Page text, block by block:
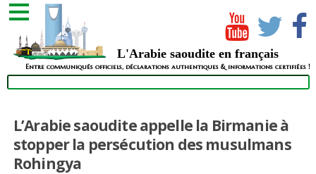
L'Arabie saoudite en français
Entre communiqués officiels, déclarations authentiques & informations certifiées !
L’Arabie saoudite appelle la Birmanie à
stopper la persécution des musulmans
Rohingya